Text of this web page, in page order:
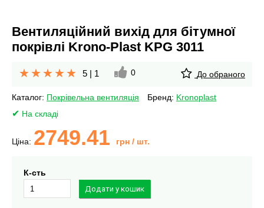
Вентиляційний вихід для бітумної
покрівлі Krono-Plast KPG 3011
5 | 1 0 До обраного
Каталог: Покрівельна вентиляція Бренд: Kronoplast
На складі
Ціна: 2749.41 грн / шт.
К-сть